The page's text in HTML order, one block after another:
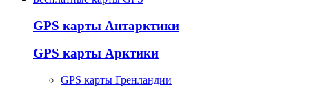
GPS карты Антарктики
GPS карты Арктики
GPS карты Гренландии